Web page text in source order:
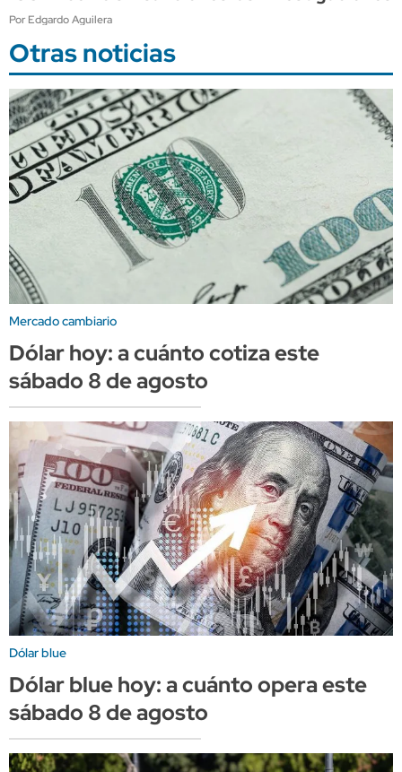
Por Edgardo Aguilera
Otras noticias
Mercado cambiario
Dólar hoy: a cuánto cotiza este
sábado 8 de agosto
Dólar blue
Dólar blue hoy: a cuánto opera este
sábado 8 de agosto